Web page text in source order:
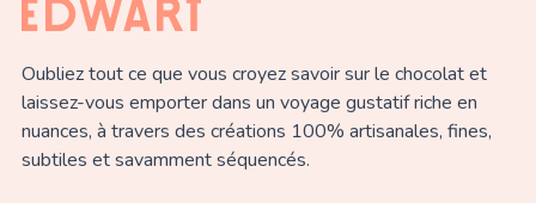
Oubliez tout ce que vous croyez savoir sur le chocolat et
laissez-vous emporter dans un voyage gustatif riche en
nuances, à travers des créations 100% artisanales, fines,
subtiles et savamment séquencés.